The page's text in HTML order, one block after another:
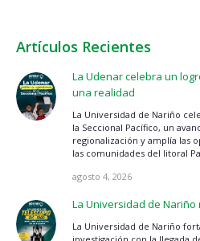
Artículos Recientes
La Udenar celebra un
una realidad
La Universidad de Nariño
la Seccional Pacífico, un
regionalización y amplía las
las comunidades del litoral
agosto 4, 2026
La Universidad de Nariño
La Universidad de Nariño